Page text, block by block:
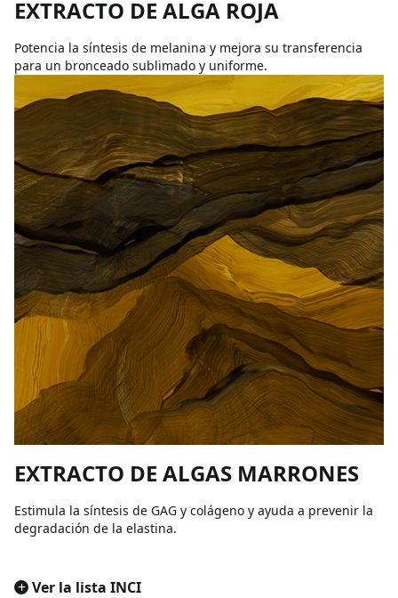
EXTRACTO DE ALGA ROJA
Potencia la síntesis de melanina y mejora su transferencia
para un bronceado sublimado y uniforme.
EXTRACTO DE ALGAS MARRONES
Estimula la síntesis de GAG ​​y colágeno y ayuda a prevenir la
degradación de la elastina.
+ Ver la lista INCI